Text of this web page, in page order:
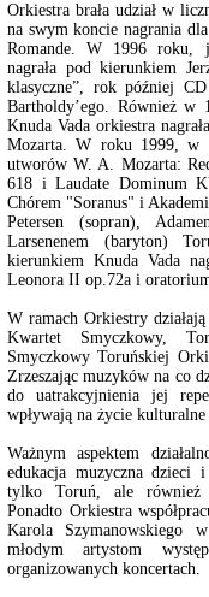
Orkiestra brała udział w
na swym koncie nagrania
Romande. W 1996 roku,
nagrała pod kierunkiem
klasyczne”, rok później
Bartholdy’ego. Również
Knuda Vada orkiestra
Mozarta. W roku 1999, w
utworów W. A. Mozarta:
618 i Laudate Dominum
Chórem "Soranus" i
Petersen (sopran),
Larsenenem (baryton)
kierunkiem Knuda Vada
Leonora II op.72a i
W ramach Orkiestry
Kwartet Smyczkowy,
Smyczkowy Toruńskiej
Zrzeszając muzyków na co
do uatrakcyjnienia jej
wpływają na życie
Ważnym aspektem
edukacja muzyczna dzieci
tylko Toruń, ale również
Ponadto Orkiestra
Karola Szymanowskiego
młodym artystom
organizowanych koncertach.